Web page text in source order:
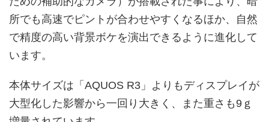
所でも高速でピントが合わせやすくなるほか、自然
で精度の高い背景ボケを演出できるように進化して
います。
本体サイズは「AQUOS R3」よりもディスプレイが
大型化した影響から一回り大きく、また重さも9ｇ